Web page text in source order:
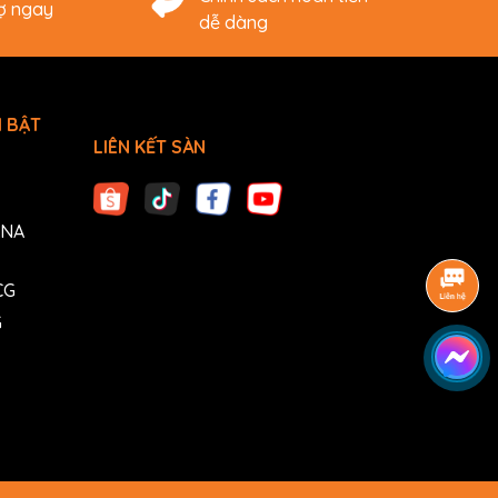
ngay
dễ dàng
BẬT
LIÊN KẾT SÀN